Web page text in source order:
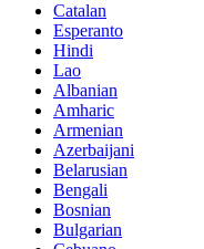
Catalan
Esperanto
Hindi
Lao
Albanian
Amharic
Armenian
Azerbaijani
Belarusian
Bengali
Bosnian
Bulgarian